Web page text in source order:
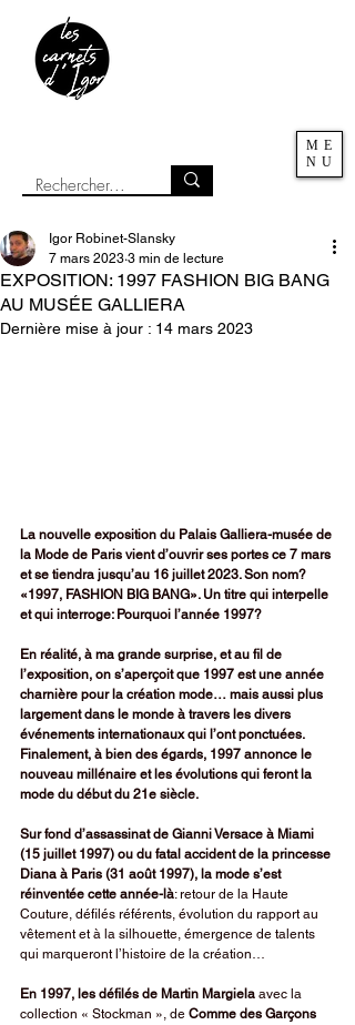
ME
NU
EXPOSITION: 1997 FASHION BIG BANG
AU MUSÉE GALLIERA
Igor Robinet-Slansky
7 mars 2023 3 min de lecture
Dernière mise à jour : 14 mars 2023
La nouvelle exposition du Palais Galliera-musée de
la Mode de Paris vient d’ouvrir ses portes ce 7 mars
et se tiendra jusqu’au 16 juillet 2023. Son nom?
«1997, FASHION BIG BANG». Un titre qui interpelle
et qui interroge: Pourquoi l’année 1997?
En réalité, à ma grande surprise, et au fil de
l’exposition, on s’aperçoit que 1997 est une année
charnière pour la création mode… mais aussi plus
largement dans le monde à travers les divers
événements internationaux qui l’ont ponctuées.
Finalement, à bien des égards, 1997 annonce le
nouveau millénaire et les évolutions qui feront la
mode du début du 21e siècle.
Sur fond d’assassinat de Gianni Versace à Miami
(15 juillet 1997) ou du fatal accident de la princesse
Diana à Paris (31 août 1997), la mode s’est
réinventée cette année-là: retour de la Haute
Couture, défilés référents, évolution du rapport au
vêtement et à la silhouette, émergence de talents
qui marqueront l’histoire de la création…
En 1997, les défilés de Martin Margiela avec la
collection « Stockman », de Comme des Garçons